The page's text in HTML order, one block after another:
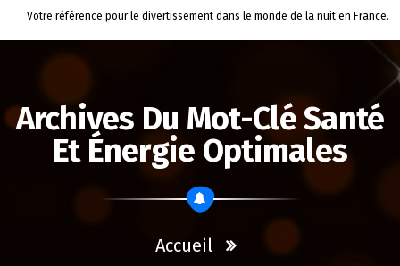
Votre référence pour le divertissement dans le monde de la nuit en France.
Archives Du Mot-Clé Santé
Et Énergie Optimales
Accueil